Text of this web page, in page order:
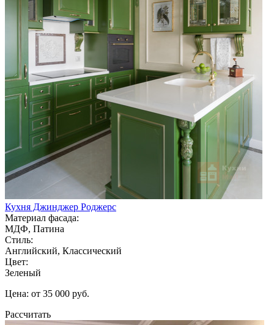
Кухня Джинджер Роджерс
Материал фасада:
МДФ, Патина
Стиль:
Английский, Классический
Цвет:
Зеленый
Цена: от 35 000 руб.
Рассчитать